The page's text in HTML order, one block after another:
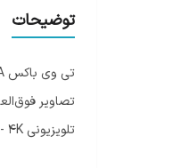
توضیحات